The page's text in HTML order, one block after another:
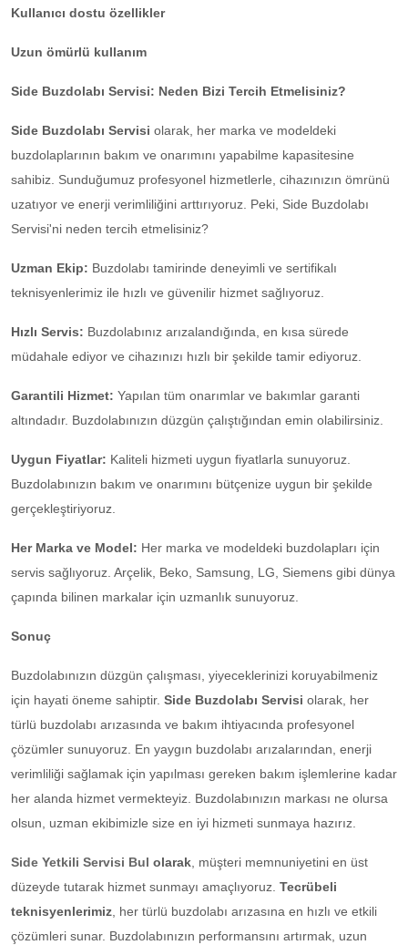
Kullanıcı dostu özellikler
Uzun ömürlü kullanım
Side Buzdolabı Servisi: Neden Bizi Tercih Etmelisiniz?
Side Buzdolabı Servisi olarak, her marka ve modeldeki
buzdolaplarının bakım ve onarımını yapabilme kapasitesine
sahibiz. Sunduğumuz profesyonel hizmetlerle, cihazınızın ömrünü
uzatıyor ve enerji verimliliğini arttırıyoruz. Peki, Side Buzdolabı
Servisi'ni neden tercih etmelisiniz?
Uzman Ekip: Buzdolabı tamirinde deneyimli ve sertifikalı
teknisyenlerimiz ile hızlı ve güvenilir hizmet sağlıyoruz.
Hızlı Servis: Buzdolabınız arızalandığında, en kısa sürede
müdahale ediyor ve cihazınızı hızlı bir şekilde tamir ediyoruz.
Garantili Hizmet: Yapılan tüm onarımlar ve bakımlar garanti
altındadır. Buzdolabınızın düzgün çalıştığından emin olabilirsiniz.
Uygun Fiyatlar: Kaliteli hizmeti uygun fiyatlarla sunuyoruz.
Buzdolabınızın bakım ve onarımını bütçenize uygun bir şekilde
gerçekleştiriyoruz.
Her Marka ve Model: Her marka ve modeldeki buzdolapları için
servis sağlıyoruz. Arçelik, Beko, Samsung, LG, Siemens gibi dünya
çapında bilinen markalar için uzmanlık sunuyoruz.
Sonuç
Buzdolabınızın düzgün çalışması, yiyeceklerinizi koruyabilmeniz
için hayati öneme sahiptir. Side Buzdolabı Servisi olarak, her
türlü buzdolabı arızasında ve bakım ihtiyacında profesyonel
çözümler sunuyoruz. En yaygın buzdolabı arızalarından, enerji
verimliliği sağlamak için yapılması gereken bakım işlemlerine kadar
her alanda hizmet vermekteyiz. Buzdolabınızın markası ne olursa
olsun, uzman ekibimizle size en iyi hizmeti sunmaya hazırız.
Side Yetkili Servisi Bul olarak, müşteri memnuniyetini en üst
düzeyde tutarak hizmet sunmayı amaçlıyoruz. Tecrübeli
teknisyenlerimiz, her türlü buzdolabı arızasına en hızlı ve etkili
çözümleri sunar. Buzdolabınızın performansını artırmak, uzun